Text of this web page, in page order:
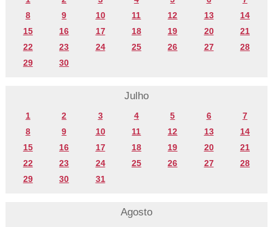
8
9 10 11 12 13
14
15
16 17 18 19 20
21
22
23 24 25 26 27
28
29
30
Julho
1 2 3 4 5 6
7
8
9 10 11 12 13
14
15
16 17 18 19 20
21
22
23 24 25 26 27
28
29
30 31
Agosto